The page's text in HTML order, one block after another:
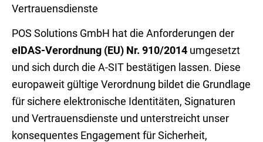
Vertrauensdienste
POS Solutions GmbH hat die Anforderungen der
eIDAS-Verordnung (EU) Nr. 910/2014 umgesetzt
und sich durch die A-SIT bestätigen lassen. Diese
europaweit gültige Verordnung bildet die Grundlage
für sichere elektronische Identitäten, Signaturen
und Vertrauensdienste und unterstreicht unser
konsequentes Engagement für Sicherheit,